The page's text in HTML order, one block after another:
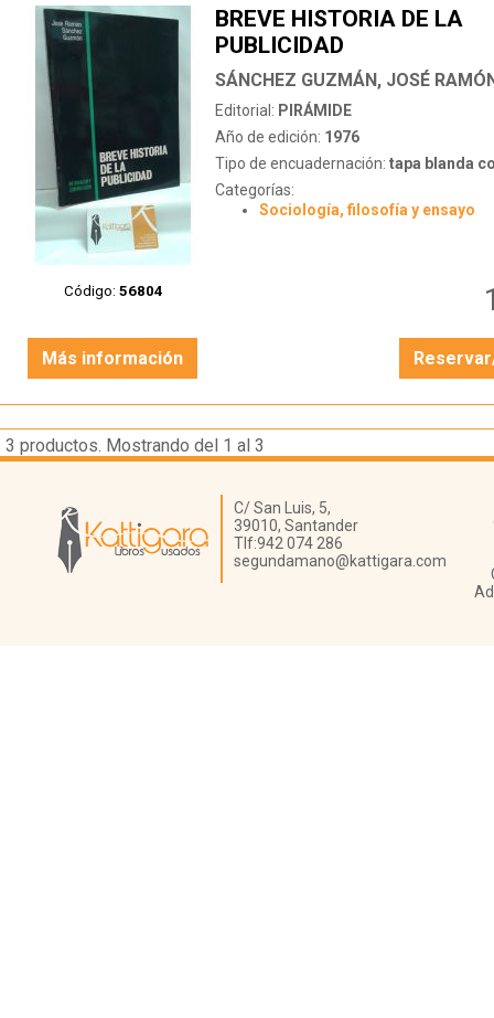
Código: 56804
BREVE HISTORIA DE LA
PUBLICIDAD
SÁNCHEZ GUZMÁN, JOSÉ
Editorial: PIRÁMIDE
Año de edición: 1976
Tipo de encuadernación: tapa blanda
Categorías:
Sociología, filosofía y ensayo
Más información
3 productos. Mostrando del 1 al 3
Librería Kattigara
C/ San Luis, 5,
39010, Santander
Tlf:942 074 286
segundamano@kattigara.com